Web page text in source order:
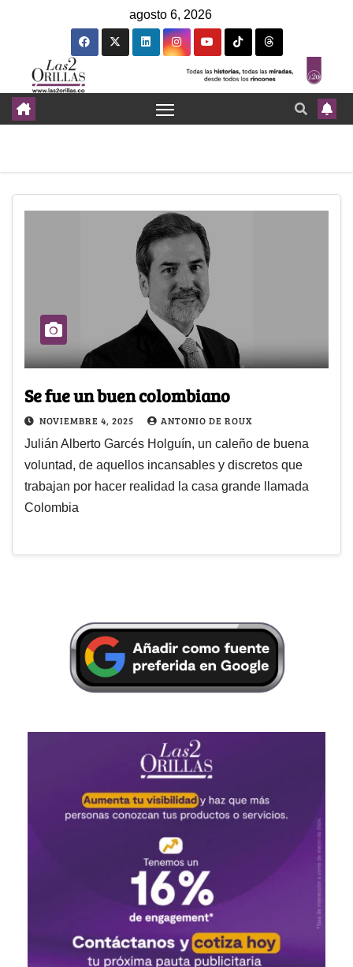
agosto 6, 2026
Se fue un buen colombiano
NOVIEMBRE 4, 2025 ANTONIO DE ROUX
Julián Alberto Garcés Holguín, un caleño de buena
voluntad, de aquellos incansables y discretos que
trabajan por hacer realidad la casa grande llamada
Colombia